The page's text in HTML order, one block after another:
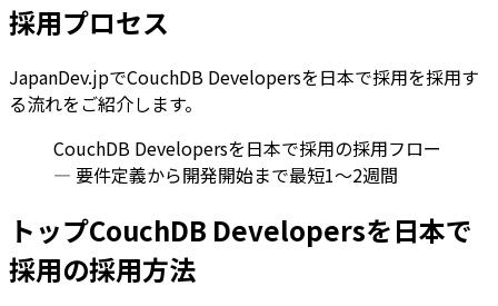
採用プロセス
JapanDev.jpでCouchDB Developersを日本で採用を採用す
る流れをご紹介します。
CouchDB Developersを日本で採用の採用フロー
— 要件定義から開発開始まで最短1〜2週間
トップCouchDB Developersを日本で
採用の採用方法